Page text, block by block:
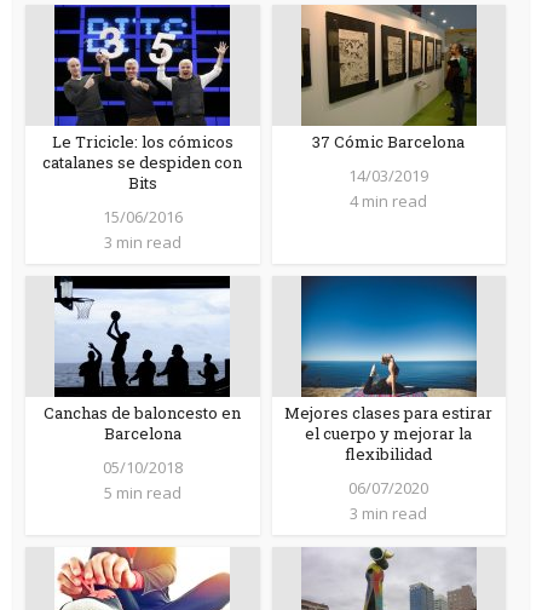
Le Tricicle: los cómicos
catalanes se despiden con
Bits
15/06/2016
3 min read
37 Cómic Barcelona
14/03/2019
4 min read
Canchas de baloncesto en
Barcelona
05/10/2018
5 min read
Mejores clases para estirar
el cuerpo y mejorar la
flexibilidad
06/07/2020
3 min read